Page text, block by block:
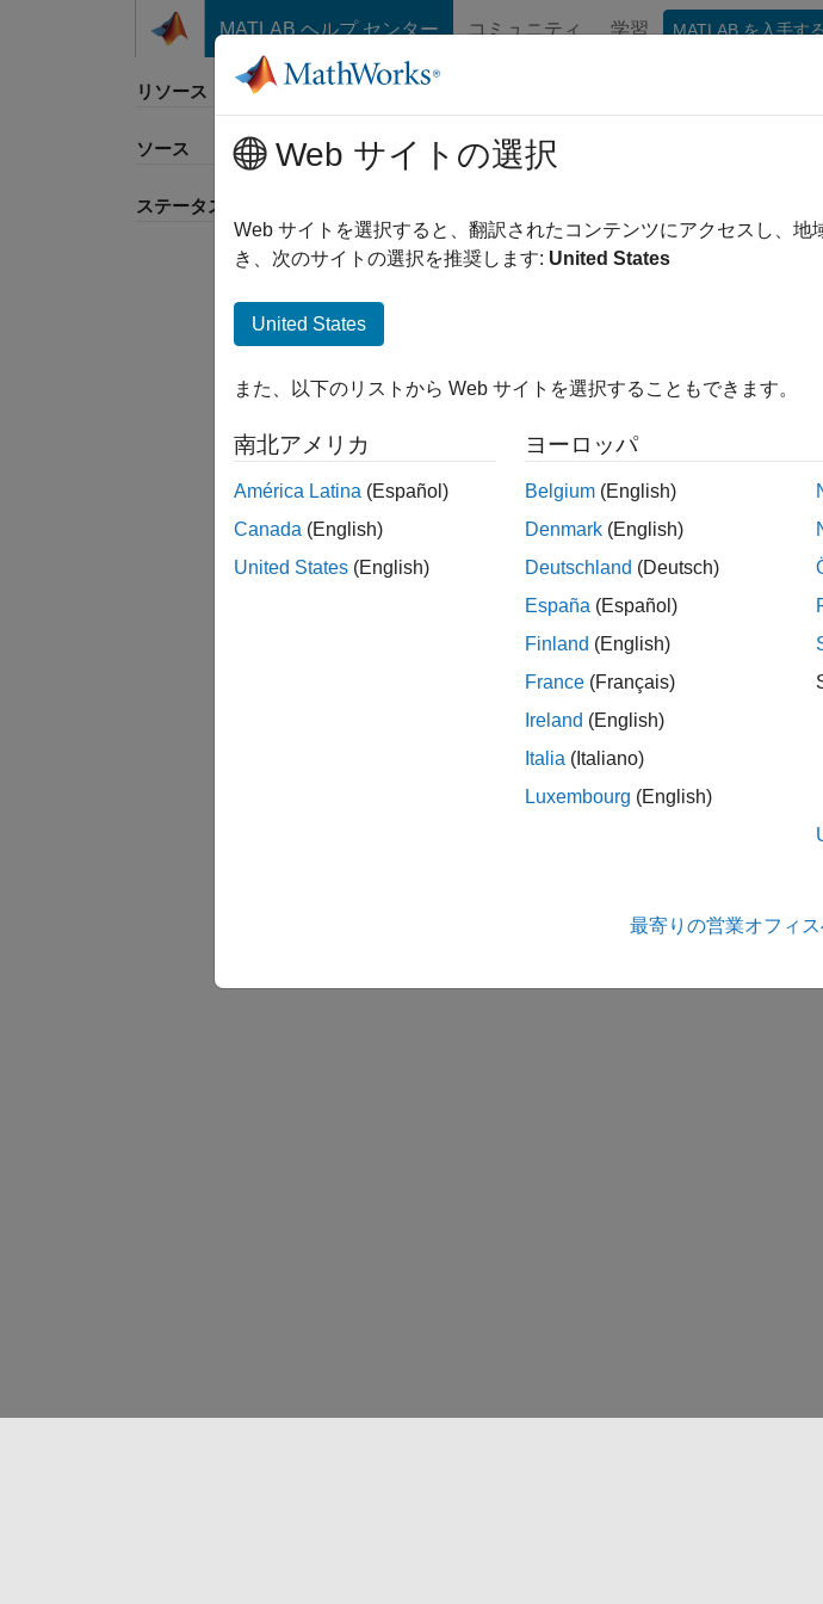
コンテンツへスキップ
MATLAB ヘルプ センター コミュニティ 学習 MATLAB を入手する
リソース
ソース
ステータス
並べ替え
Web サイトの選択
Web サイトを選択すると、翻訳されたコンテンツにアクセスし、
き、次のサイトの選択を推奨します: United States
United States
また、以下のリストから Web サイトを選択することもできます。
南北アメリカ
América Latina (Español)
Canada (English)
United States (English)
ヨーロッパ
Belgium (English)
Denmark (English)
Deutschland (Deutsch)
España (Español)
Finland (English)
France (Français)
Ireland (English)
Italia (Italiano)
Luxembourg (English)
最寄りの営業オフィ